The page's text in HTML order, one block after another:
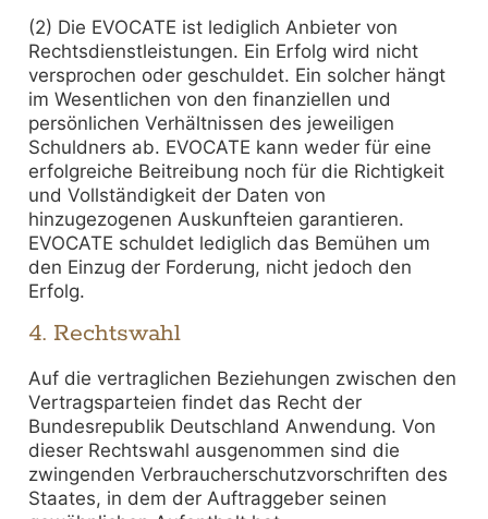
(2) Die EVOCATE ist lediglich Anbieter von
Rechtsdienstleistungen. Ein Erfolg wird nicht
versprochen oder geschuldet. Ein solcher hängt
im Wesentlichen von den finanziellen und
persönlichen Verhältnissen des jeweiligen
Schuldners ab. EVOCATE kann weder für eine
erfolgreiche Beitreibung noch für die Richtigkeit
und Vollständigkeit der Daten von
hinzugezogenen Auskunfteien garantieren.
EVOCATE schuldet lediglich das Bemühen um
den Einzug der Forderung, nicht jedoch den
Erfolg.
4. Rechtswahl
Auf die vertraglichen Beziehungen zwischen den
Vertragsparteien findet das Recht der
Bundesrepublik Deutschland Anwendung. Von
dieser Rechtswahl ausgenommen sind die
zwingenden Verbraucherschutzvorschriften des
Staates, in dem der Auftraggeber seinen